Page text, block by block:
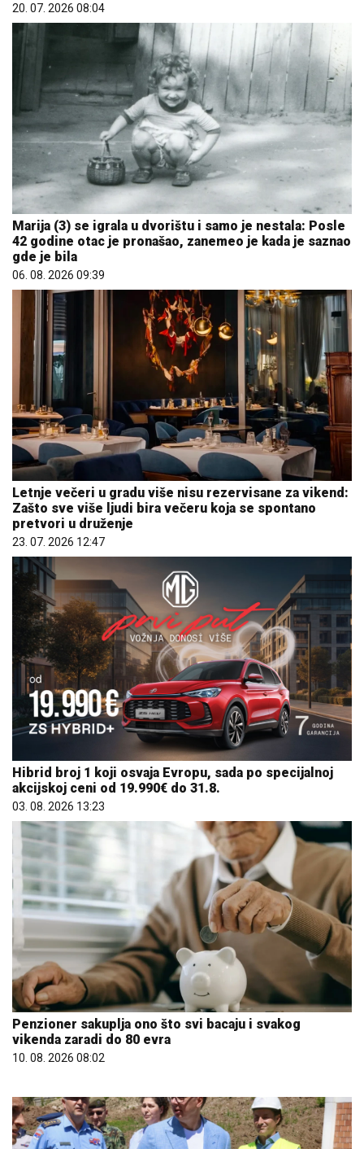
20. 07. 2026 08:04
Marija (3) se igrala u dvorištu i samo je nestala: Posle
42 godine otac je pronašao, zanemeo je kada je saznao
gde je bila
06. 08. 2026 09:39
Letnje večeri u gradu više nisu rezervisane za vikend:
Zašto sve više ljudi bira večeru koja se spontano
pretvori u druženje
23. 07. 2026 12:47
Hibrid broj 1 koji osvaja Evropu, sada po specijalnoj
akcijskoj ceni od 19.990€ do 31.8.
03. 08. 2026 13:23
Penzioner sakuplja ono što svi bacaju i svakog
vikenda zaradi do 80 evra
10. 08. 2026 08:02